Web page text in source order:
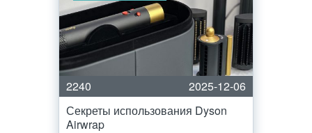
2240
2025-12-06
Секреты использования Dyson
Airwrap